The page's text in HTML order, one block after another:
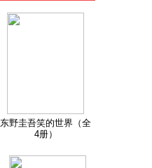
东野圭吾笑的世界（全
4册）